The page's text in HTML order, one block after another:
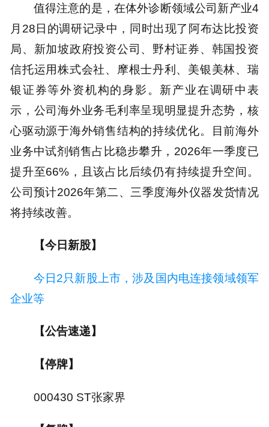
值得注意的是，在体外诊断领域公司新产业4
月28日的调研记录中，同时出现了阿布达比投资
局、新加坡政府投资公司、野村证券、韩国投资
信托运用株式会社、摩根士丹利、美银美林、瑞
银证券等外资机构的身影。新产业在调研中表
示，公司海外业务毛利率呈现明显提升态势，核
心驱动源于海外销售结构的持续优化。目前海外
业务中试剂销售占比稳步攀升，2026年一季度已
提升至66%，且该占比后续仍有持续提升空间。
公司预计2026年第二、三季度海外仪器发货情况
将持续改善。
【今日新股】
今日2只新股上市，涉及国内电连接领域领军
企业等
【公告速递】
【停牌】
000430 ST张家界